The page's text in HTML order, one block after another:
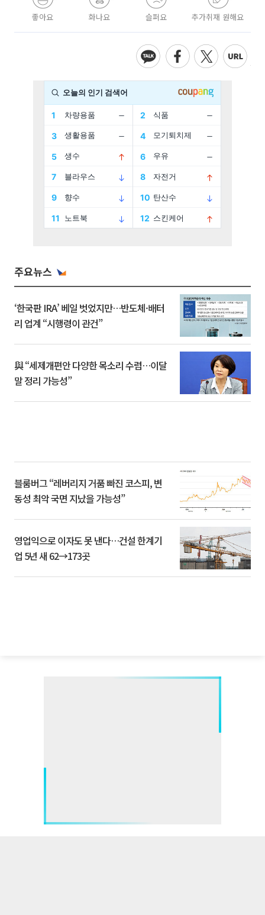
좋아요 화나요 슬퍼요 추가취재 원해요
주요뉴스
‘한국판 IRA’ 베일 벗었지만…반도체·배터
리 업계 “시행령이 관건”
與 “세제개편안 다양한 목소리 수렴…이달
말 정리 가능성”
블룸버그 “레버리지 거품 빠진 코스피, 변
동성 최악 국면 지났을 가능성”
영업익으로 이자도 못 낸다…건설 한계기
업 5년 새 62→173곳